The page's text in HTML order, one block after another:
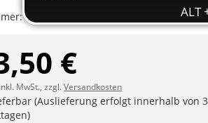
ET95689-06
€
MwSt., zzgl.Versandkosten
(Auslieferung erfolgt innerhalb von 3